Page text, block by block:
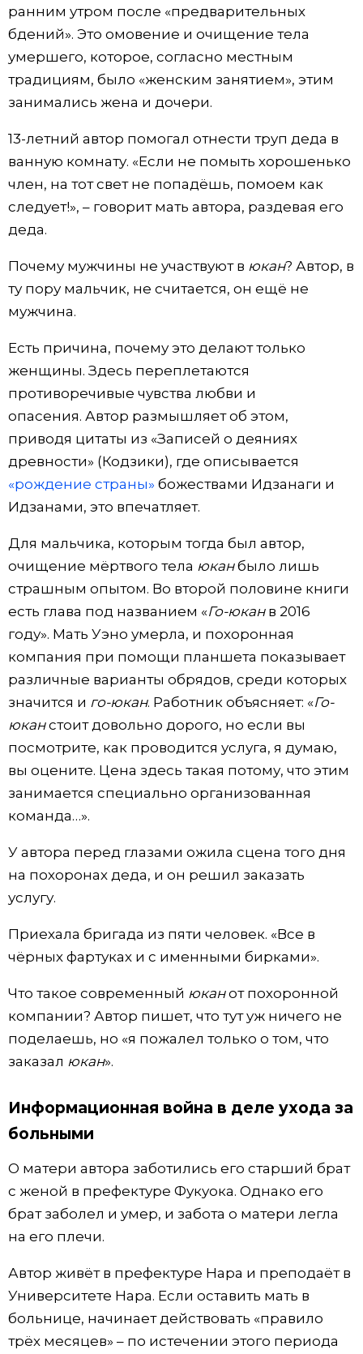
ранним утром после «предварительных
бдений». Это омовение и очищение тела
умершего, которое, согласно местным
традициям, было «женским занятием», этим
занимались жена и дочери.
13-летний автор помогал отнести труп деда в
ванную комнату. «Если не помыть хорошенько
член, на тот свет не попадёшь, помоем как
следует!», – говорит мать автора, раздевая его
деда.
Почему мужчины не участвуют в юкан? Автор, в
ту пору мальчик, не считается, он ещё не
мужчина.
Есть причина, почему это делают только
женщины. Здесь переплетаются
противоречивые чувства любви и
опасения. Автор размышляет об этом,
приводя цитаты из «Записей о деяниях
древности» (Кодзики), где описывается
«рождение страны» божествами Идзанаги и
Идзанами, это впечатляет.
Для мальчика, которым тогда был автор,
очищение мёртвого тела юканбыло лишь
страшным опытом. Во второй половине книги
есть глава под названием «Го-юканв 2016
году». Мать Уэно умерла, и похоронная
компания при помощи планшета показывает
различные варианты обрядов, среди которых
значится и го-юкан. Работник объясняет: «Го-
юканстоит довольно дорого, но если вы
посмотрите, как проводится услуга, я думаю,
вы оцените. Цена здесь такая потому, что этим
занимается специально организованная
команда…».
У автора перед глазами ожила сцена того дня
на похоронах деда, и он решил заказать
услугу.
Приехала бригада из пяти человек. «Все в
чёрных фартуках и с именными бирками».
Что такое современный юканот похоронной
компании? Автор пишет, что тут уж ничего не
поделаешь, но «я пожалел только о том, что
заказал юкан».
Информационная война в деле ухода за
больными
О матери автора заботились его старший брат
с женой в префектуре Фукуока. Однако его
брат заболел и умер, и забота о матери легла
на его плечи.
Автор живёт в префектуре Нара и преподаёт в
Университете Нара. Если оставить мать в
больнице, начинает действовать «правило
трёх месяцев» – по истечении этого периода